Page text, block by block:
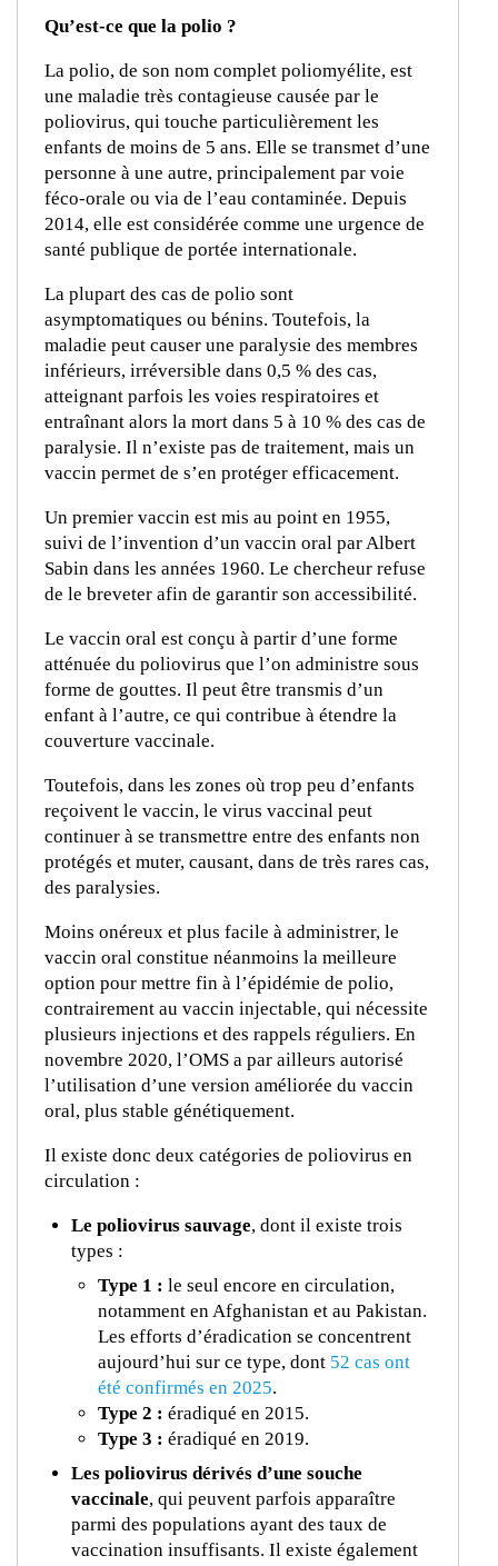
Qu’est-ce que la polio ?
La polio, de son nom complet poliomyélite, est
une maladie très contagieuse causée par le
poliovirus, qui touche particulièrement les
enfants de moins de 5 ans. Elle se transmet d’une
personne à une autre, principalement par voie
féco-orale ou via de l’eau contaminée. Depuis
2014, elle est considérée comme une urgence de
santé publique de portée internationale.
La plupart des cas de polio sont
asymptomatiques ou bénins. Toutefois, la
maladie peut causer une paralysie des membres
inférieurs, irréversible dans 0,5 % des cas,
atteignant parfois les voies respiratoires et
entraînant alors la mort dans 5 à 10 % des cas de
paralysie. Il n’existe pas de traitement, mais un
vaccin permet de s’en protéger efficacement.
Un premier vaccin est mis au point en 1955,
suivi de l’invention d’un vaccin oral par Albert
Sabin dans les années 1960. Le chercheur refuse
de le breveter afin de garantir son accessibilité.
Le vaccin oral est conçu à partir d’une forme
atténuée du poliovirus que l’on administre sous
forme de gouttes. Il peut être transmis d’un
enfant à l’autre, ce qui contribue à étendre la
couverture vaccinale.
Toutefois, dans les zones où trop peu d’enfants
reçoivent le vaccin, le virus vaccinal peut
continuer à se transmettre entre des enfants non
protégés et muter, causant, dans de très rares cas,
des paralysies.
Moins onéreux et plus facile à administrer, le
vaccin oral constitue néanmoins la meilleure
option pour mettre fin à l’épidémie de polio,
contrairement au vaccin injectable, qui nécessite
plusieurs injections et des rappels réguliers. En
novembre 2020, l’OMS a par ailleurs autorisé
l’utilisation d’une version améliorée du vaccin
oral, plus stable génétiquement.
Il existe donc deux catégories de poliovirus en
circulation :
Le poliovirus sauvage, dont il existe trois
types :
Type 1 : le seul encore en circulation,
notamment en Afghanistan et au Pakistan.
Les efforts d’éradication se concentrent
aujourd’hui sur ce type, dont 52 cas ont
été confirmés en 2025.
Type 2 : éradiqué en 2015.
Type 3 : éradiqué en 2019.
Les poliovirus dérivés d’une souche
vaccinale, qui peuvent parfois apparaître
parmi des populations ayant des taux de
vaccination insuffisants. Il existe également